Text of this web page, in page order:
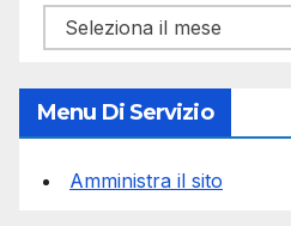
Archivi
Menu Di Servizio
Amministra il sito